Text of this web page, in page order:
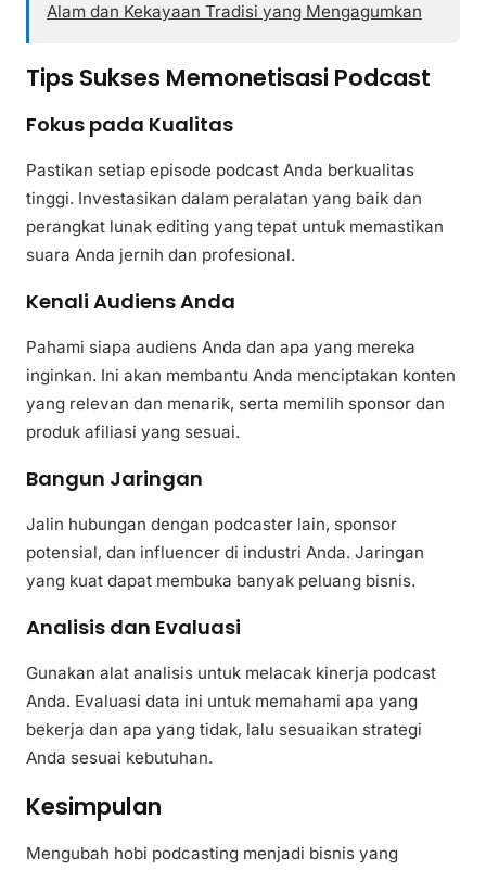
Alam dan Kekayaan Tradisi yang Mengagumkan
Tips Sukses Memonetisasi Podcast
Fokus pada Kualitas
Pastikan setiap episode podcast Anda berkualitas
tinggi. Investasikan dalam peralatan yang baik dan
perangkat lunak editing yang tepat untuk memastikan
suara Anda jernih dan profesional.
Kenali Audiens Anda
Pahami siapa audiens Anda dan apa yang mereka
inginkan. Ini akan membantu Anda menciptakan konten
yang relevan dan menarik, serta memilih sponsor dan
produk afiliasi yang sesuai.
Bangun Jaringan
Jalin hubungan dengan podcaster lain, sponsor
potensial, dan influencer di industri Anda. Jaringan
yang kuat dapat membuka banyak peluang bisnis.
Analisis dan Evaluasi
Gunakan alat analisis untuk melacak kinerja podcast
Anda. Evaluasi data ini untuk memahami apa yang
bekerja dan apa yang tidak, lalu sesuaikan strategi
Anda sesuai kebutuhan.
Kesimpulan
Mengubah hobi podcasting menjadi bisnis yang